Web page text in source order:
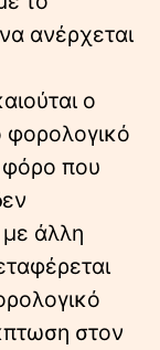
ανέρχεται
ο
φορολογικό
φόρο που
με άλλη
στον